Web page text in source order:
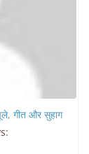
गीत और सुहाग